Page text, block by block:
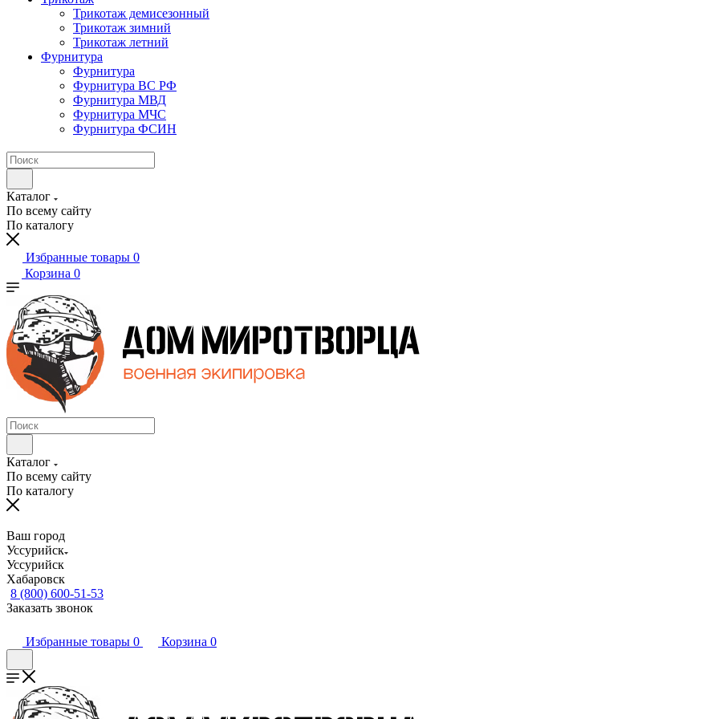
Трикотаж демисезонный
Трикотаж зимний
Трикотаж летний
Фурнитура
Фурнитура
Фурнитура ВС РФ
Фурнитура МВД
Фурнитура МЧС
Фурнитура ФСИН
Каталог
По всему сайту
По каталогу
Избранные товары 0
Корзина 0
Каталог
По всему сайту
По каталогу
Ваш город
Уссурийск
Уссурийск
Хабаровск
8 (800) 600-51-53
Заказать звонок
Избранные товары 0 Корзина 0